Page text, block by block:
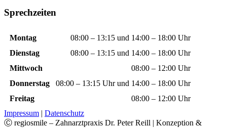
Sprechzeiten
Montag
08:00 – 13:15 und 14:00 – 18:00 Uhr
Dienstag
08:00 – 13:15 und 14:00 – 18:00 Uhr
Mittwoch
08:00 – 12:00 Uhr
Donnerstag
08:00 – 13:15 Uhr und 14:00 – 18:00 Uhr
Freitag
08:00 – 12:00 Uhr
Impressum | Datenschutz
Ⓒ regiosmile – Zahnarztpraxis Dr. Peter Reill | Konzeption &